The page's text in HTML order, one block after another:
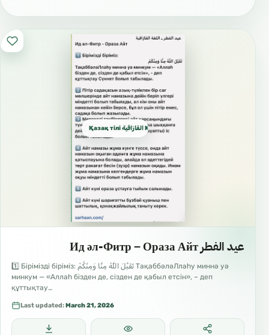
Қазақ тілі القازاقية Kazakh
عيد الفطر Ид әл-Фитр – Ораза Айт
1️⃣ Бірімізді біріміз: تَقَبَّلَ اللَّهُ مِنَّا وَمِنْكُمْ ТақаббәләЛлаһу миннә уә
минкум — «Аллаһ бізден де, сізден де қабыл етсін», – деп
құттықтау…
Last updated:March 21, 2026